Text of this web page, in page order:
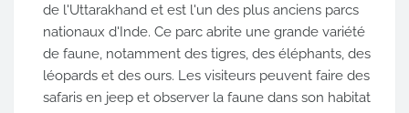
de l'Uttarakhand et est l'un des plus anciens parcs
nationaux d'Inde. Ce parc abrite une grande variété
de faune, notamment des tigres, des éléphants, des
léopards et des ours. Les visiteurs peuvent faire des
safaris en jeep et observer la faune dans son habitat